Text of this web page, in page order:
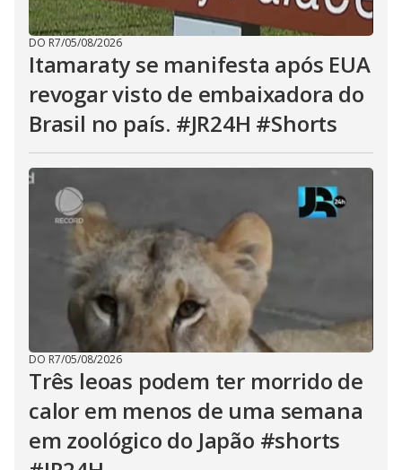
DO R7/05/08/2026
Itamaraty se manifesta após EUA
revogar visto de embaixadora do
Brasil no país. #JR24H #Shorts
DO R7/05/08/2026
Três leoas podem ter morrido de
calor em menos de uma semana
em zoológico do Japão #shorts